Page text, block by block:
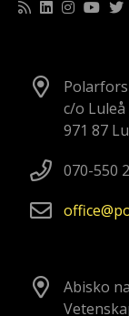
c/o
971 87
070-550
office
Abisko